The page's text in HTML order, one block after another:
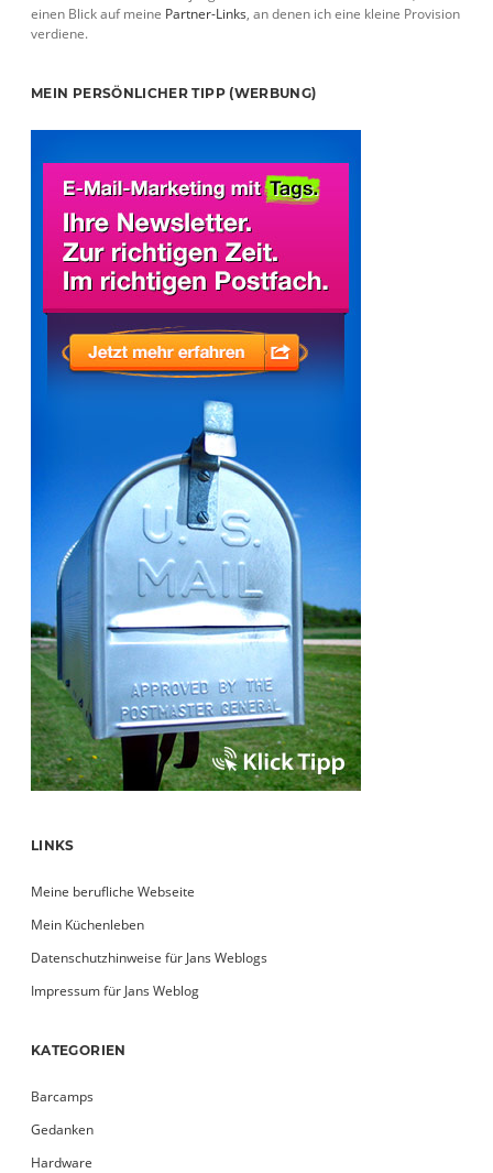
einen Blick auf meine Partner-Links, an denen ich eine kleine Provision
verdiene.
MEIN PERSÖNLICHER TIPP (WERBUNG)
LINKS
Meine berufliche Webseite
Mein Küchenleben
Datenschutzhinweise für Jans Weblogs
Impressum für Jans Weblog
KATEGORIEN
Barcamps
Gedanken
Hardware